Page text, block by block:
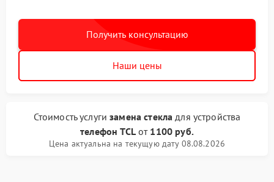
Получить консультацию
Наши цены
Стоимость услугизамена стекла для устройства
телефон TCLот 1100 руб.
Цена актуальна на текущую дату 08.08.2026